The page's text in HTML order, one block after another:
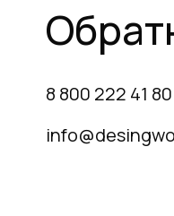
8 800 222 41 80